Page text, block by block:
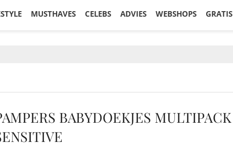
MUSTHAVES CELEBS ADVIES WEBSHOPS GRATIS
BABYDOEKJES MULTIPACK